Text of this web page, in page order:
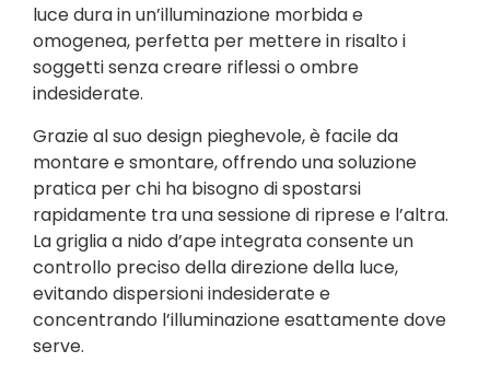
luce dura in un’illuminazione morbida e
omogenea, perfetta per mettere in risalto i
soggetti senza creare riflessi o ombre
indesiderate.
Grazie al suo design pieghevole, è facile da
montare e smontare, offrendo una soluzione
pratica per chi ha bisogno di spostarsi
rapidamente tra una sessione di riprese e l’altra.
La griglia a nido d’ape integrata consente un
controllo preciso della direzione della luce,
evitando dispersioni indesiderate e
concentrando l’illuminazione esattamente dove
serve.